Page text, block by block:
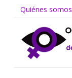
Quiénes somos